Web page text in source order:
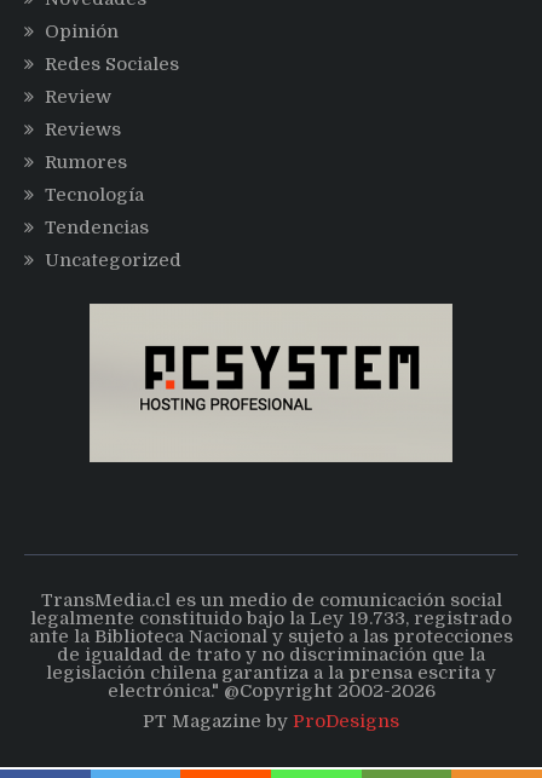
Opinión
Redes Sociales
Review
Reviews
Rumores
Tecnología
Tendencias
Uncategorized
TransMedia.cl es un medio de comunicación social
legalmente constituido bajo la Ley 19.733, registrado
ante la Biblioteca Nacional y sujeto a las protecciones
de igualdad de trato y no discriminación que la
legislación chilena garantiza a la prensa escrita y
electrónica." @Copyright 2002-2026
PT Magazine by ProDesigns